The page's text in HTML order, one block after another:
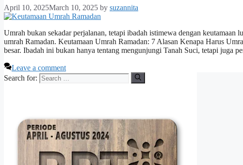
April 10, 2025March 10, 2025 by suzannita
Umrah bukan sekadar perjalanan, tetapi ibadah istimewa dengan keutamaan
umrah Ramadan. Keutamaan Umrah Ramadan: 7 Alasan Kenapa Harus
besar. Ibadah ini bukan hanya tentang mengunjungi Tanah Suci, tetapi juga
Leave a comment
Search for: